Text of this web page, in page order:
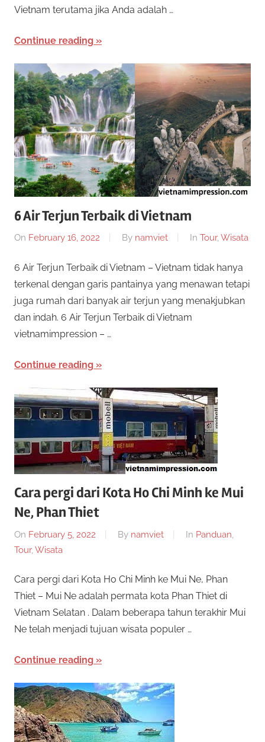
2
n
a
n
Vietnam terutama jika Anda adalah …
Continue reading
6 Air Terjun Terbaik di Vietnam
On February 16, 2022 By namviet In Tour, Wisata
6 Air Terjun Terbaik di Vietnam – Vietnam tidak hanya
terkenal dengan garis pantainya yang menawan tetapi
juga rumah dari banyak air terjun yang menakjubkan
dan indah. 6 Air Terjun Terbaik di Vietnam
vietnamimpression – …
Continue reading
Cara pergi dari Kota Ho Chi Minh ke Mui
Ne, Phan Thiet
On February 5, 2022 By namviet In Panduan,
Tour, Wisata
Cara pergi dari Kota Ho Chi Minh ke Mui Ne, Phan
Thiet – Mui Ne adalah permata kota Phan Thiet di
Vietnam Selatan . Dalam beberapa tahun terakhir Mui
Ne telah menjadi tujuan wisata populer …
Continue reading